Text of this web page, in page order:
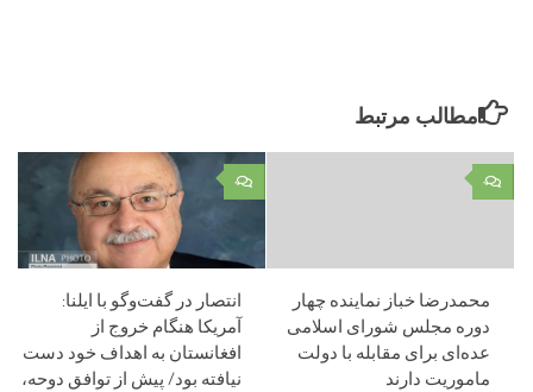
مطالب مرتبط
۰
انتصار در گفت‌وگو با ایلنا:
آمریکا هنگام خروج از
افغانستان به اهداف خود دست
نیافته بود/ پیش از توافق دوحه،
۰
محمدرضا خباز نماینده چهار
دوره مجلس شورای اسلامی
عده‌ای برای مقابله با دولت
ماموریت دارند